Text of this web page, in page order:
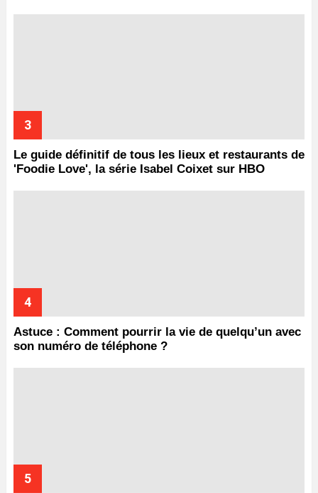
Le guide définitif de tous les lieux et restaurants de
'Foodie Love', la série Isabel Coixet sur HBO
Astuce : Comment pourrir la vie de quelqu’un avec
son numéro de téléphone ?